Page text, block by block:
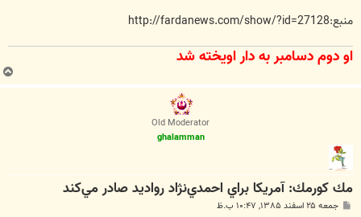
منبع:http://fardanews.com/show/?id=27128
او دوم دسامبر به دار اويخته شد
ب
ا
Old Moderator
ghalamman
مك كورمك: آمريكا براي احمدي‌نژاد رواديد صادر مي‌كند
پ جمعه ۲۵ اسفند ۱۳۸۵, ۱۰:۴۷ ب.ظ